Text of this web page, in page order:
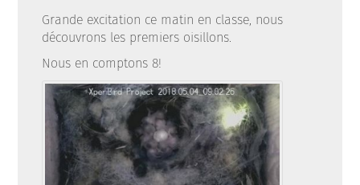
Grande excitation ce matin en classe, nous
découvrons les premiers oisillons.
Nous en comptons 8!